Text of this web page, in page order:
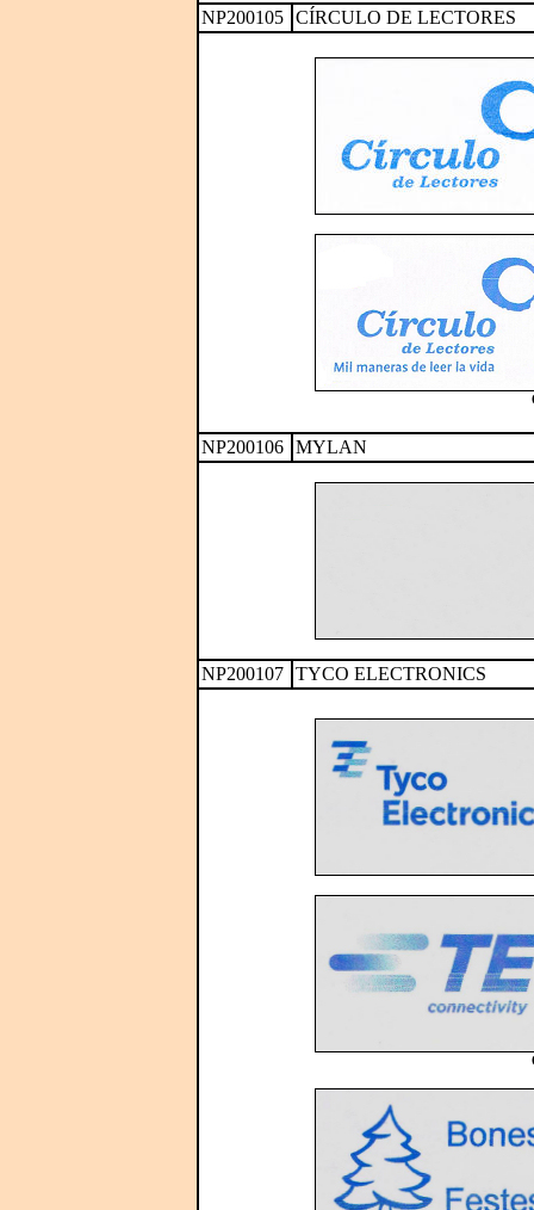
NP200105 CÍRCULO DE LECTORES
NP200106 MYLAN
NP200107 TYCO ELECTRONICS